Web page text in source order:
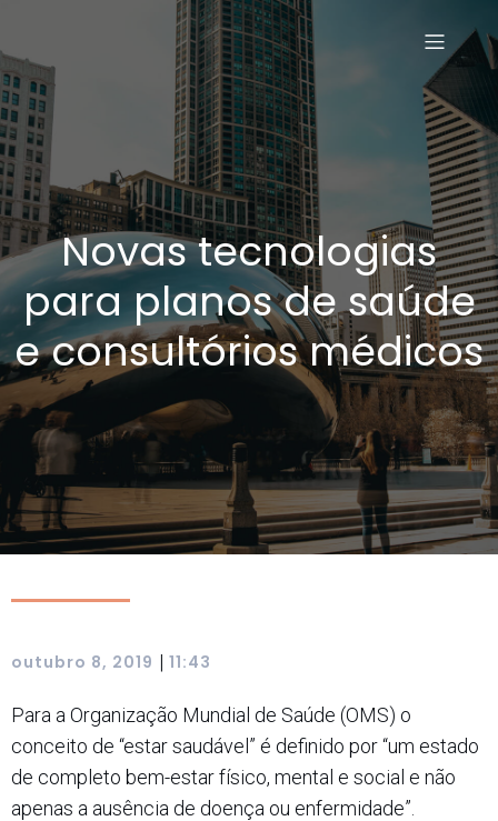
Novas tecnologias
para planos de saúde
e consultórios médicos
outubro 8, 2019 | 11:43
Para a Organização Mundial de Saúde (OMS) o
conceito de “estar saudável” é definido por “um estado
de completo bem-estar físico, mental e social e não
apenas a ausência de doença ou enfermidade”.